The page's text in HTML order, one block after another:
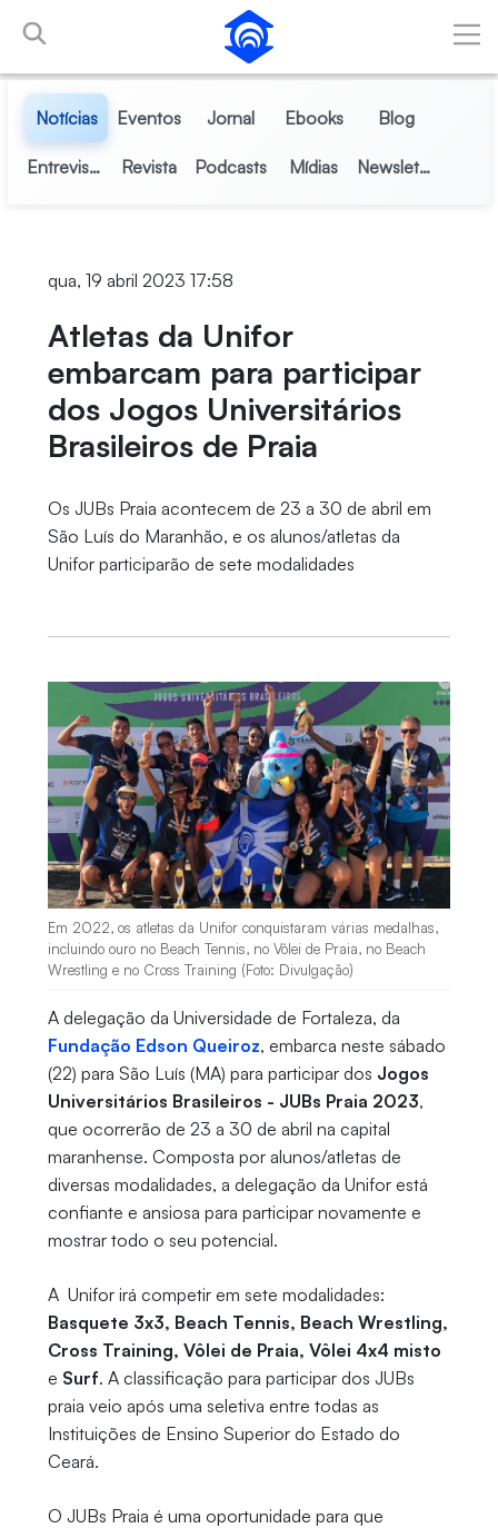
Pular para o Conteúdo principal
Notícias Eventos Jornal Ebooks Blog
Entrevistas Revista Podcasts Mídias Newsletter
qua, 19 abril 2023 17:58
Atletas da Unifor
embarcam para participar
dos Jogos Universitários
Brasileiros de Praia
Os JUBs Praia acontecem de 23 a 30 de abril em
São Luís do Maranhão, e os alunos/atletas da
Unifor participarão de sete modalidades
Em 2022, os atletas da Unifor conquistaram várias medalhas,
incluindo ouro no Beach Tennis, no Vôlei de Praia, no Beach
Wrestling e no Cross Training (Foto: Divulgação)
A delegação da Universidade de Fortaleza, da
Fundação Edson Queiroz, embarca neste sábado
(22) para São Luís (MA) para participar dos Jogos
Universitários Brasileiros - JUBs Praia 2023,
que ocorrerão de 23 a 30 de abril na capital
maranhense. Composta por alunos/atletas de
diversas modalidades, a delegação da Unifor está
confiante e ansiosa para participar novamente e
mostrar todo o seu potencial.
A Unifor irá competir em sete modalidades:
Basquete 3x3, Beach Tennis, Beach Wrestling,
Cross Training, Vôlei de Praia, Vôlei 4x4 misto
e Surf. A classificação para participar dos JUBs
praia veio após uma seletiva entre todas as
Instituições de Ensino Superior do Estado do
Ceará.
O JUBs Praia é uma oportunidade para que